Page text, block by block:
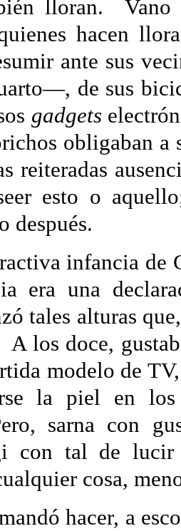
lloran.
hacen
ante sus
de sus
gadgets
obligaban a
reiteradas
esto o
después.
infancia de
era una
tales alturas
A los doce,
modelo de
la piel en los
sarna con
con tal de
cosa,
hacer, a